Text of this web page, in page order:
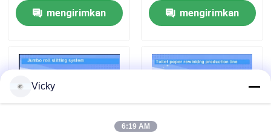
Berita
Minta Kutipan
VR
Jalur Produksi Kertas Tissue
mengirimkan
mengirimkan
Vicky
6:19 AM